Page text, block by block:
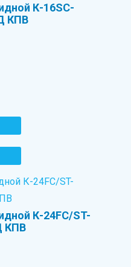
К-16SC-
КПВ
К-24FC/ST-
КПВ